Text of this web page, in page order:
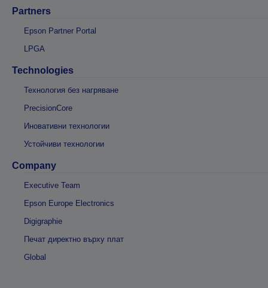
Partners
Epson Partner Portal
LPGA
Technologies
Технология без нагряване
PrecisionCore
Иновативни технологии
Устойчиви технологии
Company
Executive Team
Epson Europe Electronics
Digigraphie
Печат директно върху плат
Global